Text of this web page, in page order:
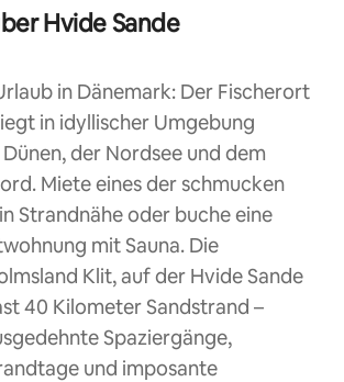
Hvide Sande
in Dänemark: Der Fischerort
in idyllischer Umgebung
der Nordsee und dem
Miete eines der schmucken
Strandnähe oder buche eine
mit Sauna. Die
Klit, auf der Hvide Sande
40 Kilometer Sandstrand –
Spaziergänge,
und imposante